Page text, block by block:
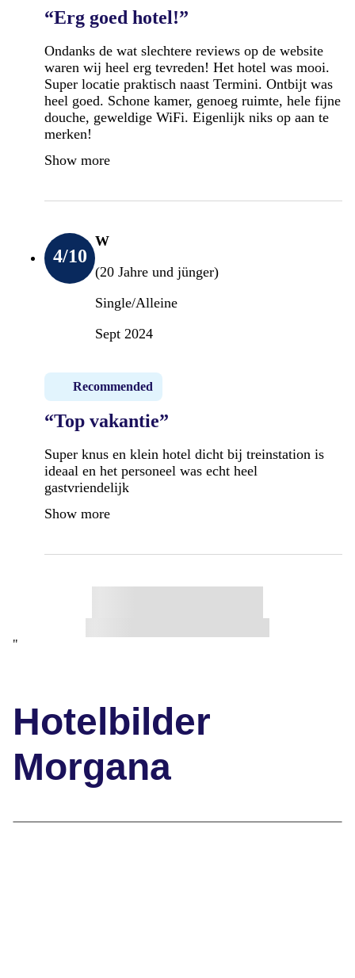
“Erg goed hotel!”
Ondanks de wat slechtere reviews op de website
waren wij heel erg tevreden! Het hotel was mooi.
Super locatie praktisch naast Termini. Ontbijt was
heel goed. Schone kamer, genoeg ruimte, hele fijne
douche, geweldige WiFi. Eigenlijk niks op aan te
merken!
Show more
4/10
W
(20 Jahre und jünger)
Single/Alleine
Sept 2024
Recommended
“Top vakantie”
Super knus en klein hotel dicht bij treinstation is
ideaal en het personeel was echt heel
gastvriendelijk
Show more
"
Hotelbilder
Morgana